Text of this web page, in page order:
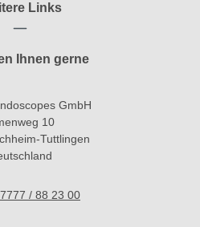
Links
Ihnen gerne
GmbH
10
Tuttlingen
/ 88 23 00